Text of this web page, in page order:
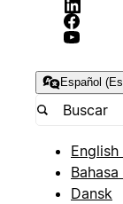
Español
English
Dansk